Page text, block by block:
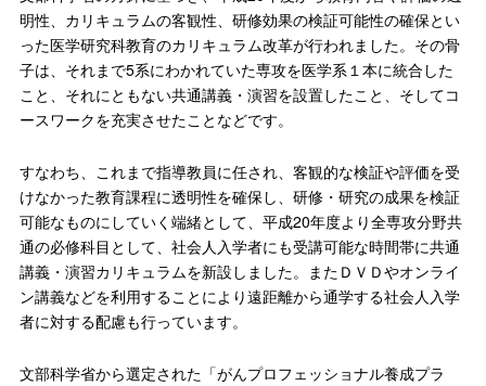
明性、カリキュラムの客観性、研修効果の検証可能性の確保とい
った医学研究科教育のカリキュラム改革が行われました。その骨
子は、それまで5系にわかれていた専攻を医学系１本に統合した
こと、それにともない共通講義・演習を設置したこと、そしてコ
ースワークを充実させたことなどです。
すなわち、これまで指導教員に任され、客観的な検証や評価を受
けなかった教育課程に透明性を確保し、研修・研究の成果を検証
可能なものにしていく端緒として、平成20年度より全専攻分野共
通の必修科目として、社会人入学者にも受講可能な時間帯に共通
講義・演習カリキュラムを新設しました。またＤＶＤやオンライ
ン講義などを利用することにより遠距離から通学する社会人入学
者に対する配慮も行っています。
文部科学省から選定された「がんプロフェッショナル養成プラ